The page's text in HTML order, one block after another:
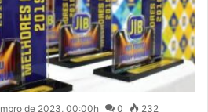
de 2023, 00:00h 0 232